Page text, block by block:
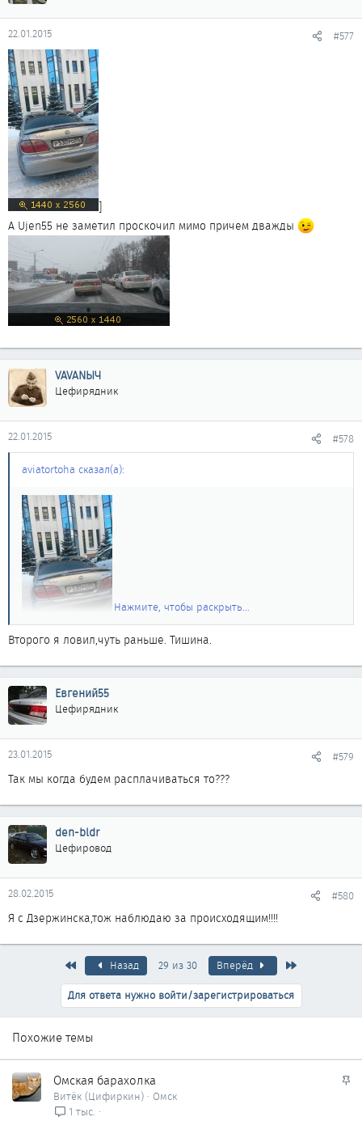
22.01.2015 #577
]
А Ujen55 не заметил проскочил мимо причем дважды
VAVANЫЧ
Цефирядник
22.01.2015 #578
aviatortoha сказал(а):
А Ujen55 не заметил проскочил мимо причем дважды
Нажмите, чтобы раскрыть...
Второго я ловил,чуть раньше. Тишина.
Евгений55
Цефирядник
23.01.2015 #579
Так мы когда будем расплачиваться то???
den-bldr
Цефировод
28.02.2015 #580
Я с Дзержинска,тож наблюдаю за происходящим!!!!
ПервыйНазад 29 из 30 Вперёд
Для ответа нужно войти/зарегистрироваться
Похожие темы
З
Омская барахолка
Витёк (Цифиркин)
Омск
1 тыс.